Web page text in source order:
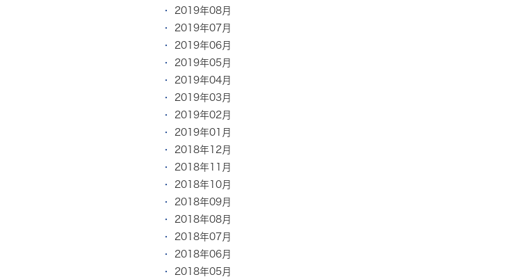
2019年08月
2019年07月
2019年06月
2019年05月
2019年04月
2019年03月
2019年02月
2019年01月
2018年12月
2018年11月
2018年10月
2018年09月
2018年08月
2018年07月
2018年06月
2018年05月